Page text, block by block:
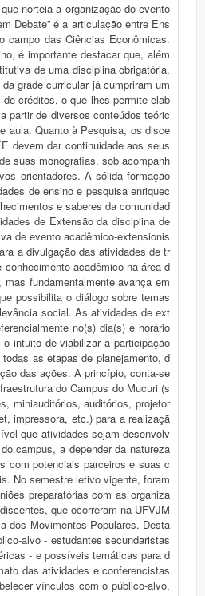
norteia a organização do evento
Debate” é a articulação entre Ens
campo das Ciências Econômicas.
é importante destacar que, além
de uma disciplina obrigatória,
grade curricular já cumpriram um
créditos, o que lhes permite elab
partir de diversos conteúdos teóric
aula. Quanto à Pesquisa, os disce
devem dar continuidade aos seus
suas monografias, sob acompanh
orientadores. A sólida formação
de ensino e pesquisa enriquec
e saberes da comunidad
de Extensão da disciplina de
de evento acadêmico-extensionis
a divulgação das atividades de tr
acadêmico na área d
fundamentalmente avança em
possibilita o diálogo sobre temas
social. As atividades de ext
no(s) dia(s) e horário
intuito de viabilizar a participação
as etapas de planejamento, d
das ações. A princípio, conta-se
do Campus do Mucuri (s
miniauditórios, auditórios, projetor
impressora, etc.) para a realizaçã
que atividades sejam desenvolv
campus, a depender da natureza
com potenciais parceiros e suas c
No semestre letivo vigente, foram
preparatórias com as organiza
que ocorreram na UFVJM
dos Movimentos Populares. Desta
alvo - estudantes secundaristas
- e possíveis temáticas para d
das atividades e conferencistas
vínculos com o público-alvo,